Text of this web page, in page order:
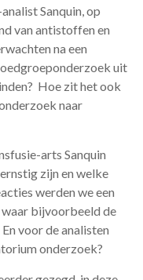
Sanquin, op
van antistoffen en
na een
uit
Hoe zit het ook
naar
arts Sanquin
zijn en welke
werden we een
bijvoorbeeld de
voor de analisten
onderzoek?